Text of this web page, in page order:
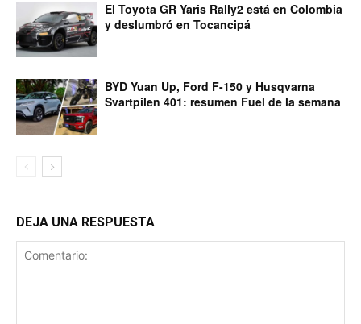
El Toyota GR Yaris Rally2 está en Colombia
y deslumbró en Tocancipá
BYD Yuan Up, Ford F-150 y Husqvarna
Svartpilen 401: resumen Fuel de la semana
DEJA UNA RESPUESTA